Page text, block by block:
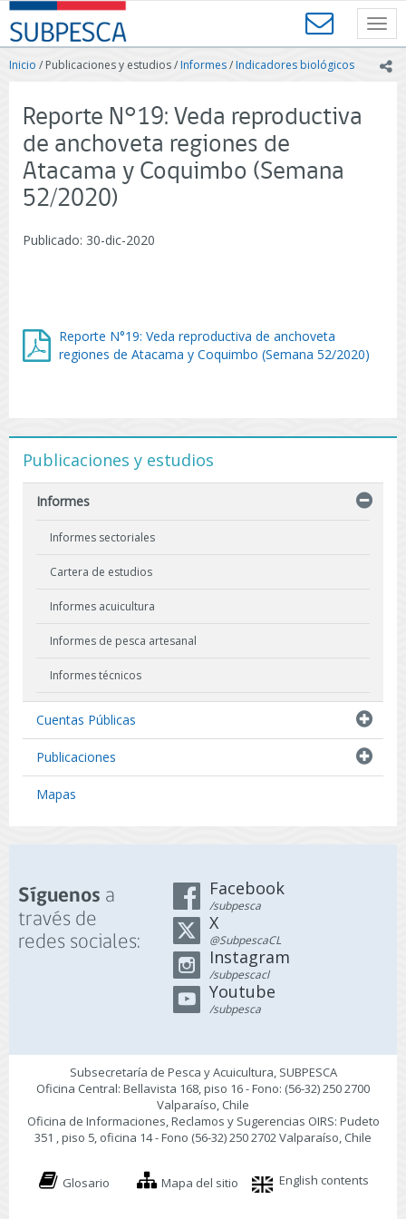
Contenido
principal
SUBPESCA
-
Subsecretaría
Acuicultura
-
Gobierno
de
Chile
Inicio / Publicaciones y estudios /Informes/Indicadores biológicos
Reporte N°19: Veda reproductiva
de anchoveta regiones de
Atacama y Coquimbo (Semana
52/2020)
Publicado: 30-dic-2020
Reporte N°19: Veda reproductiva de anchoveta
regiones de Atacama y Coquimbo (Semana 52/2020)
Publicaciones y estudios
Informes
Informes sectoriales
Cartera de estudios
Informes acuicultura
Informes de pesca artesanal
Informes técnicos
Resultados de Pescas de Investigación
Cuentas Públicas
Publicaciones
Mapas
Síguenos a
través de
redes sociales:
Facebook
/subpesca
X
@SubpescaCL
Instagram
/subpescacl
Youtube
/subpesca
Subsecretaría de Pesca y Acuicultura, SUBPESCA
Oficina Central: Bellavista 168, piso 16 - Fono: (56-32) 250 2700
Valparaíso, Chile
Oficina de Informaciones, Reclamos y Sugerencias OIRS: Pudeto
351 , piso 5, oficina 14 - Fono (56-32) 250 2702 Valparaíso, Chile
Glosario Mapa del sitio English contents